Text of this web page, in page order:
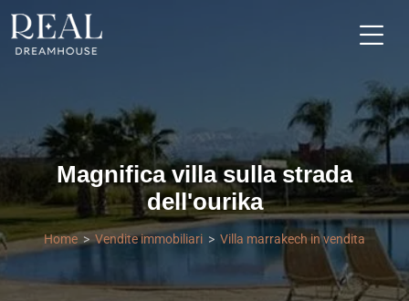
Magnifica villa sulla strada
dell'ourika
Home Vendite immobiliari Villa marrakech in vendita